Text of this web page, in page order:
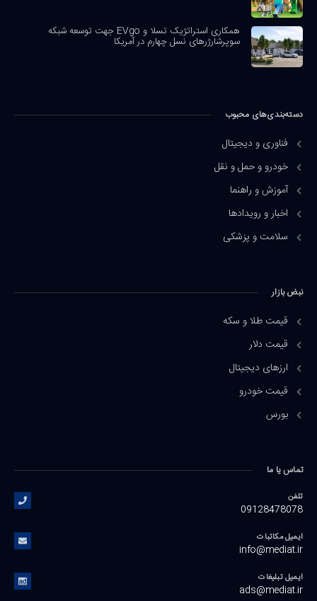
همکاری استراتژیک تسلا و EVgo جهت توسعه شبکه
سوپرشارژرهای نسل چهارم در آمریکا
دسته‌بندی‌های محبوب
فناوری و دیجیتال
خودرو و حمل و نقل
آموزش و راهنما
اخبار و رویدادها
سلامت و پزشکی
نبض بازار
قیمت طلا و سکه
قیمت دلار
ارزهای دیجیتال
قیمت خودرو
بورس
تماس یا ما
تلفن
09128478078
ایمیل مکاتبات
info@mediat.ir
ایمیل تبلیغات
ads@mediat.ir